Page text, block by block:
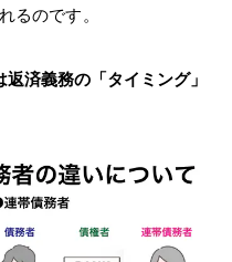
るのです。
済義務の「タイミング」